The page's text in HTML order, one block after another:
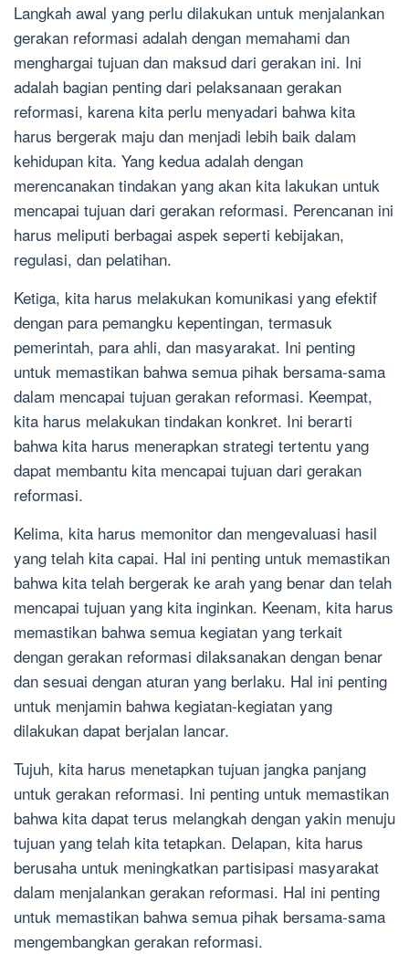
Langkah awal yang perlu dilakukan untuk menjalankan
gerakan reformasi adalah dengan memahami dan
menghargai tujuan dan maksud dari gerakan ini. Ini
adalah bagian penting dari pelaksanaan gerakan
reformasi, karena kita perlu menyadari bahwa kita
harus bergerak maju dan menjadi lebih baik dalam
kehidupan kita. Yang kedua adalah dengan
merencanakan tindakan yang akan kita lakukan untuk
mencapai tujuan dari gerakan reformasi. Perencanan ini
harus meliputi berbagai aspek seperti kebijakan,
regulasi, dan pelatihan.
Ketiga, kita harus melakukan komunikasi yang efektif
dengan para pemangku kepentingan, termasuk
pemerintah, para ahli, dan masyarakat. Ini penting
untuk memastikan bahwa semua pihak bersama-sama
dalam mencapai tujuan gerakan reformasi. Keempat,
kita harus melakukan tindakan konkret. Ini berarti
bahwa kita harus menerapkan strategi tertentu yang
dapat membantu kita mencapai tujuan dari gerakan
reformasi.
Kelima, kita harus memonitor dan mengevaluasi hasil
yang telah kita capai. Hal ini penting untuk memastikan
bahwa kita telah bergerak ke arah yang benar dan telah
mencapai tujuan yang kita inginkan. Keenam, kita harus
memastikan bahwa semua kegiatan yang terkait
dengan gerakan reformasi dilaksanakan dengan benar
dan sesuai dengan aturan yang berlaku. Hal ini penting
untuk menjamin bahwa kegiatan-kegiatan yang
dilakukan dapat berjalan lancar.
Tujuh, kita harus menetapkan tujuan jangka panjang
untuk gerakan reformasi. Ini penting untuk memastikan
bahwa kita dapat terus melangkah dengan yakin menuju
tujuan yang telah kita tetapkan. Delapan, kita harus
berusaha untuk meningkatkan partisipasi masyarakat
dalam menjalankan gerakan reformasi. Hal ini penting
untuk memastikan bahwa semua pihak bersama-sama
mengembangkan gerakan reformasi.